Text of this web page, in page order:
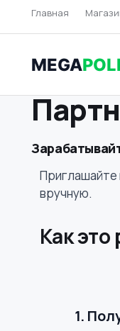
Главная
MEGA
Приглашайте
вручную.
Как это
1.